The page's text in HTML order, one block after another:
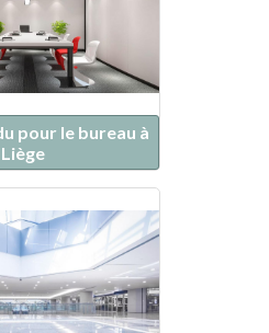
pour le bureau à
Liège